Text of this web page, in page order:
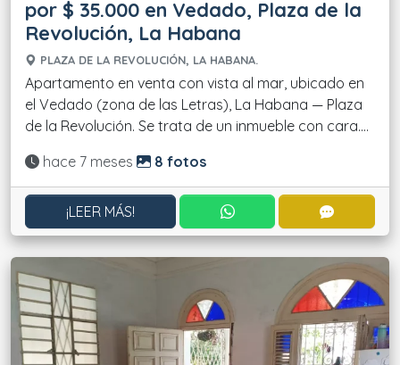
por $ 35.000 en Vedado, Plaza de la
Revolución, La Habana
PLAZA DE LA REVOLUCIÓN, LA HABANA.
Apartamento en venta con vista al mar, ubicado en
el Vedado (zona de las Letras), La Habana — Plaza
de la Revolución. Se trata de un inmueble con cara....
Actualizado:
hace 7 meses 8 fotos
¡LEER MÁS! CONTACTAR POR